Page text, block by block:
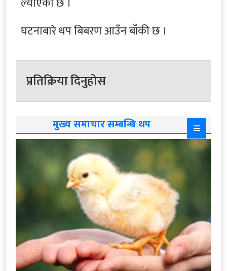
घटनाबारे थप बिबरण आउँन बाँकी छ ।
प्रतिक्रिया दिनुहोस
मुख्य समाचार सम्बन्धि थप